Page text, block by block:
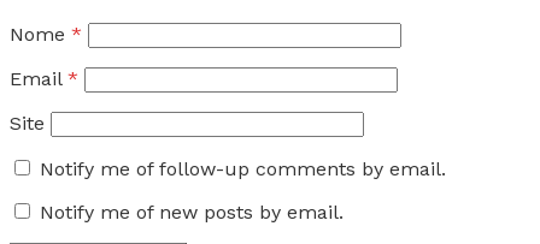
Nome *
Email *
Site
Notify me of follow-up comments by email.
Notify me of new posts by email.